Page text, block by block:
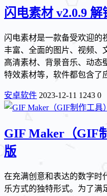
闪电素材 v2.0.9 解
闪电素材是一款备受欢迎的
丰富、全面的图片、视频、
高清素材、背景音乐、动态
特效素材等，软件都包含了
安卓软件 2023-12-11 1243 0
GIF Maker（GIF
版
在充满创意和表达的数字时
乐方式的独特形式。为了满